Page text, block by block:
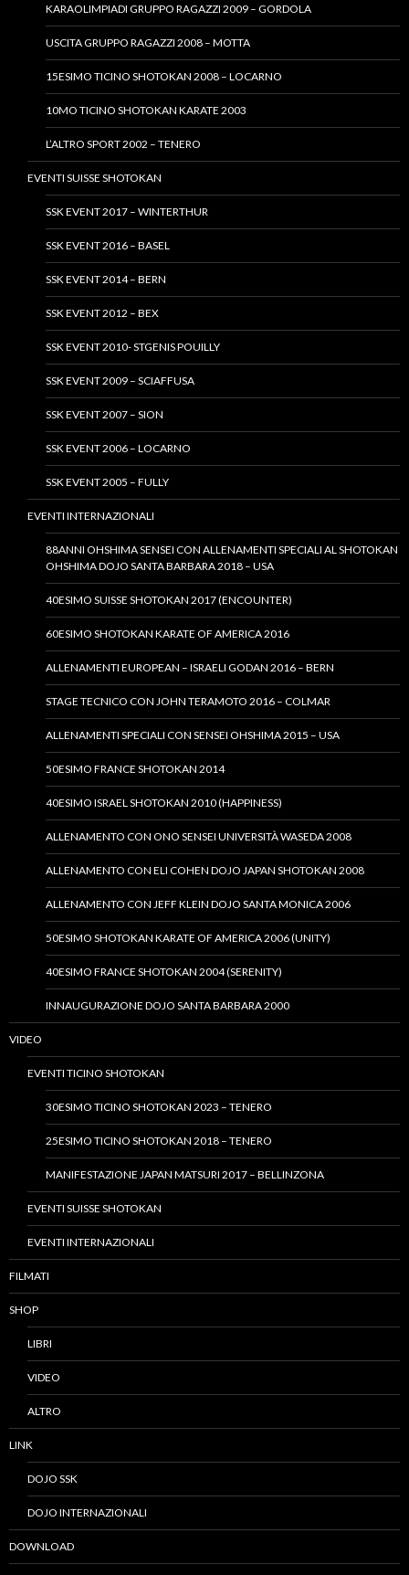
KARAOLIMPIADI GRUPPO RAGAZZI 2009 – GORDOLA
USCITA GRUPPO RAGAZZI 2008 – MOTTA
15ESIMO TICINO SHOTOKAN 2008 – LOCARNO
10MO TICINO SHOTOKAN KARATE 2003
L’ALTRO SPORT 2002 – TENERO
EVENTI SUISSE SHOTOKAN
SSK EVENT 2017 – WINTERTHUR
SSK EVENT 2016 – BASEL
SSK EVENT 2014 – BERN
SSK EVENT 2012 – BEX
SSK EVENT 2010- STGENIS POUILLY
SSK EVENT 2009 – SCIAFFUSA
SSK EVENT 2007 – SION
SSK EVENT 2006 – LOCARNO
SSK EVENT 2005 – FULLY
EVENTI INTERNAZIONALI
88ANNI OHSHIMA SENSEI CON ALLENAMENTI SPECIALI AL SHOTOKAN
OHSHIMA DOJO SANTA BARBARA 2018 – USA
40ESIMO SUISSE SHOTOKAN 2017 (ENCOUNTER)
60ESIMO SHOTOKAN KARATE OF AMERICA 2016
ALLENAMENTI EUROPEAN – ISRAELI GODAN 2016 – BERN
STAGE TECNICO CON JOHN TERAMOTO 2016 – COLMAR
ALLENAMENTI SPECIALI CON SENSEI OHSHIMA 2015 – USA
50ESIMO FRANCE SHOTOKAN 2014
40ESIMO ISRAEL SHOTOKAN 2010 (HAPPINESS)
ALLENAMENTO CON ONO SENSEI UNIVERSITÀ WASEDA 2008
ALLENAMENTO CON ELI COHEN DOJO JAPAN SHOTOKAN 2008
ALLENAMENTO CON JEFF KLEIN DOJO SANTA MONICA 2006
50ESIMO SHOTOKAN KARATE OF AMERICA 2006 (UNITY)
40ESIMO FRANCE SHOTOKAN 2004 (SERENITY)
INNAUGURAZIONE DOJO SANTA BARBARA 2000
VIDEO
EVENTI TICINO SHOTOKAN
30ESIMO TICINO SHOTOKAN 2023 – TENERO
25ESIMO TICINO SHOTOKAN 2018 – TENERO
MANIFESTAZIONE JAPAN MATSURI 2017 – BELLINZONA
EVENTI SUISSE SHOTOKAN
EVENTI INTERNAZIONALI
FILMATI
SHOP
LIBRI
VIDEO
ALTRO
LINK
DOJO SSK
DOJO INTERNAZIONALI
DOWNLOAD